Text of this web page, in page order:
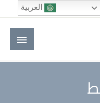
العالم العربي
العربية